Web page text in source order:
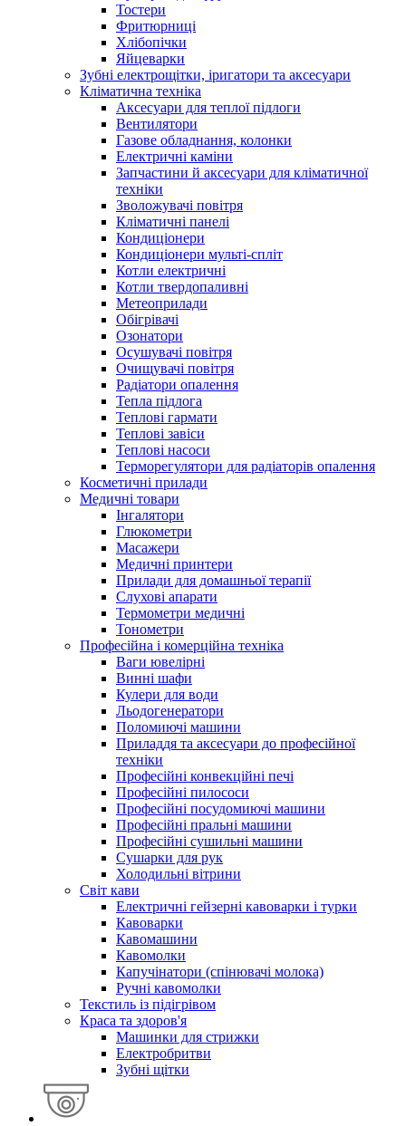
Тостери
Фритюрниці
Хлібопічки
Яйцеварки
Зубні електрощітки, іригатори та аксесуари
Кліматична техніка
Аксесуари для теплої підлоги
Вентилятори
Газове обладнання, колонки
Електричні каміни
Запчастини й аксесуари для кліматичної
техніки
Зволожувачі повітря
Кліматичні панелі
Кондиціонери
Кондиціонери мульті-спліт
Котли електричні
Котли твердопаливні
Метеоприлади
Обігрівачі
Озонатори
Осушувачі повітря
Очищувачі повітря
Радіатори опалення
Тепла підлога
Теплові гармати
Теплові завіси
Теплові насоси
Терморегулятори для радіаторів опалення
Косметичні прилади
Медичні товари
Інгалятори
Глюкометри
Масажери
Медичні принтери
Прилади для домашньої терапії
Слухові апарати
Термометри медичні
Тонометри
Професійна і комерційна техніка
Ваги ювелірні
Винні шафи
Кулери для води
Льодогенератори
Поломиючі машини
Приладдя та аксесуари до професійної
техніки
Професійні конвекційні печі
Професійні пилососи
Професійні посудомиючі машини
Професійні пральні машини
Професійні сушильні машини
Сушарки для рук
Холодильні вітрини
Світ кави
Електричні гейзерні кавоварки і турки
Кавоварки
Кавомашини
Кавомолки
Капучінатори (спінювачі молока)
Ручні кавомолки
Текстиль із підігрівом
Краса та здоров'я
Машинки для стрижки
Електробритви
Зубні щітки